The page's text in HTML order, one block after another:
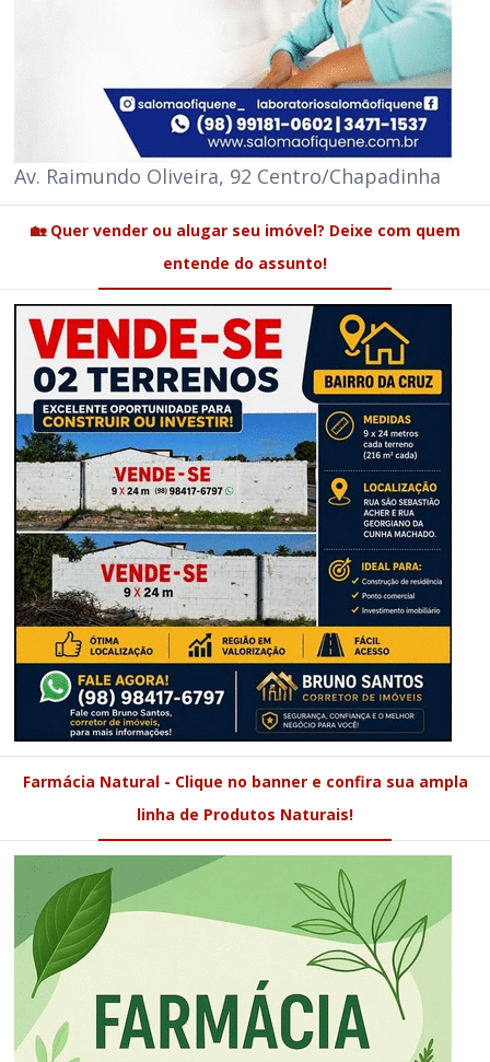
Av. Raimundo Oliveira, 92 Centro/Chapadinha
🏡 Quer vender ou alugar seu imóvel? Deixe com quem
entende do assunto!
Farmácia Natural - Clique no banner e confira sua ampla
linha de Produtos Naturais!